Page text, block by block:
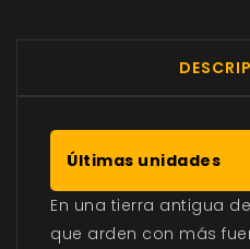
Últimas unidades
En una tierra antigua
que arden con más